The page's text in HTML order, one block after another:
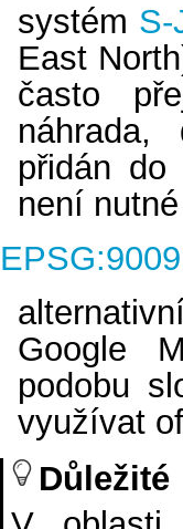
systém S-
East
často
přidán
není
Google
podobu
využívat
Důležité